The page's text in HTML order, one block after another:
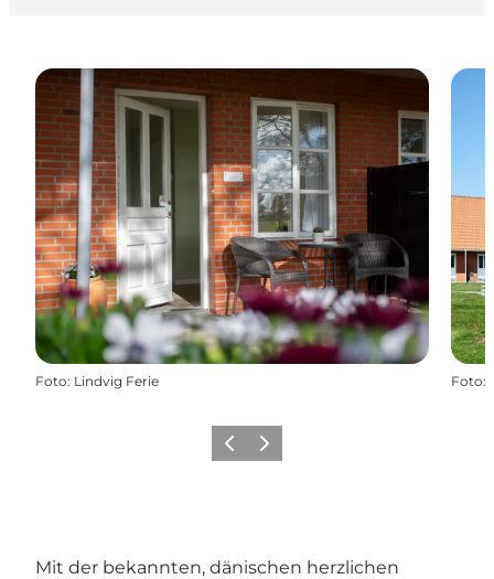
Foto: Lindvig Ferie Foto:
ZurückWeiter
Mit der bekannten, dänischen herzlichen